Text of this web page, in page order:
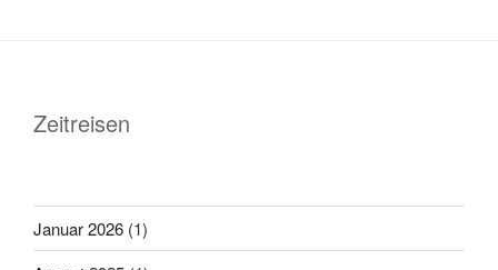
Zeitreisen
Januar 2026 (1)